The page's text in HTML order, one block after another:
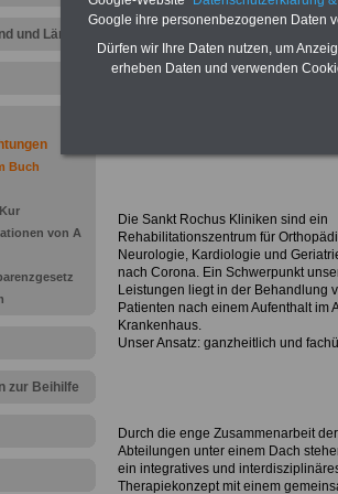
und Ländern
Buch
von A
zur Beihilfe
.:
.
Die Sankt Rochus Kliniken sind ein
Rehabilitationszentrum für
Neurologie, Kardiologie und
nach Corona. Ein Schwerpunkt
Leistungen liegt in der Behandlung
Patienten nach einem Aufenthalt im
Krankenhaus.
Unser Ansatz: ganzheitlich und
Durch die enge Zusammenarbeit der
Abteilungen unter einem Dach
ein integratives und
Therapiekonzept mit einem
Google ihre personenbezogenen Daten
Dürfen wir Ihre Daten nutzen, um
erheben Daten und verwenden